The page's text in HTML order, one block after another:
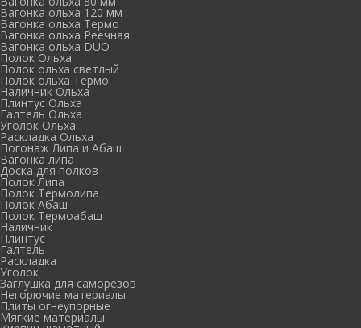
Вагонка ольха 120 мм
Вагонка ольха Термо
Вагонка ольха Реечная
Вагонка ольха DUO
Полок Ольха
Полок ольха светлый
Полок ольха Термо
Наличник Ольха
Плинтус Ольха
Галтель Ольха
Уголок Ольха
Раскладка Ольха
Погонаж Липа и Абаш
Вагонка липа
Доска для полков
Полок Липа
Полок Термолипа
Полок Абаш
Полок Термоабаш
Наличник
Плинтус
Галтель
Раскладка
Уголок
Заглушка для саморезов
Негорючие материалы
Плиты огнеупорные
Мягкие материалы